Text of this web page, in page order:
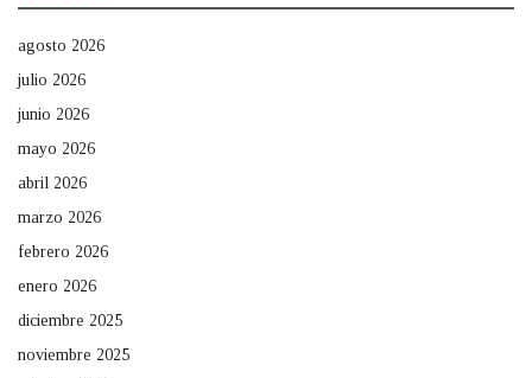
agosto 2026
julio 2026
junio 2026
mayo 2026
abril 2026
marzo 2026
febrero 2026
enero 2026
diciembre 2025
noviembre 2025